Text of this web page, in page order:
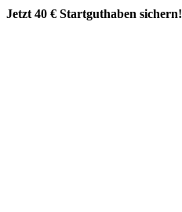
Jetzt 40 € Startguthaben sichern!